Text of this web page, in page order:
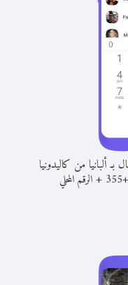
بـ ألبانيا من كاليدونيا
+
355
+الرقم المحلي